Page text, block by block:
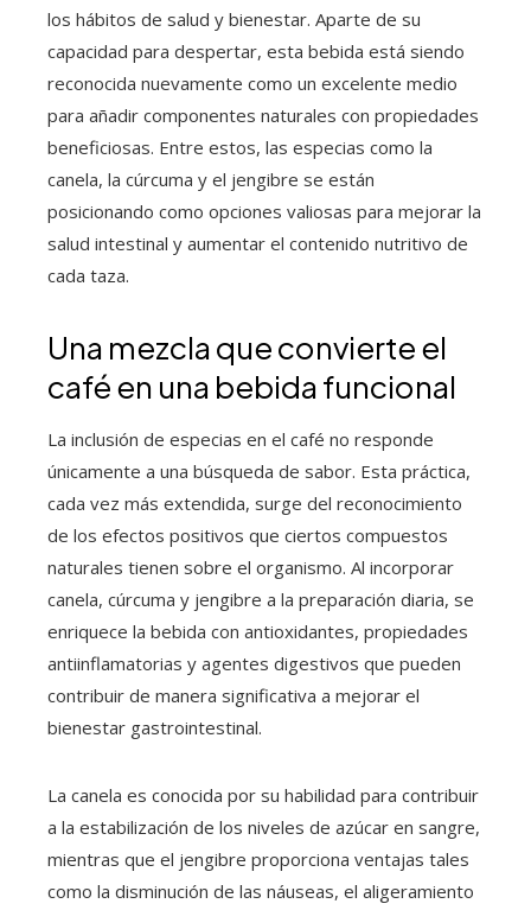
los hábitos de salud y bienestar. Aparte de su
capacidad para despertar, esta bebida está siendo
reconocida nuevamente como un excelente medio
para añadir componentes naturales con propiedades
beneficiosas. Entre estos, las especias como la
canela, la cúrcuma y el jengibre se están
posicionando como opciones valiosas para mejorar la
salud intestinal y aumentar el contenido nutritivo de
cada taza.
Una mezcla que convierte el
café en una bebida funcional
La inclusión de especias en el café no responde
únicamente a una búsqueda de sabor. Esta práctica,
cada vez más extendida, surge del reconocimiento
de los efectos positivos que ciertos compuestos
naturales tienen sobre el organismo. Al incorporar
canela, cúrcuma y jengibre a la preparación diaria, se
enriquece la bebida con antioxidantes, propiedades
antiinflamatorias y agentes digestivos que pueden
contribuir de manera significativa a mejorar el
bienestar gastrointestinal.
La canela es conocida por su habilidad para contribuir
a la estabilización de los niveles de azúcar en sangre,
mientras que el jengibre proporciona ventajas tales
como la disminución de las náuseas, el aligeramiento